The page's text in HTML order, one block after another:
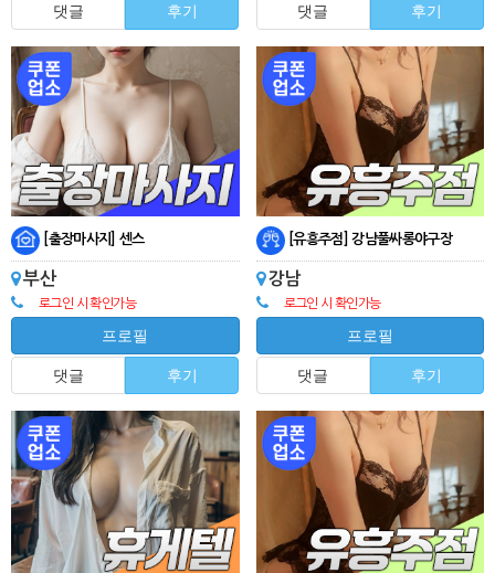
댓글 후기 댓글 후기
[출장마사지] 센스
부산
로그인 시 확인가능
프로필
댓글 후기
[유흥주점] 강남풀싸롱야구장
강남
로그인 시 확인가능
프로필
댓글 후기